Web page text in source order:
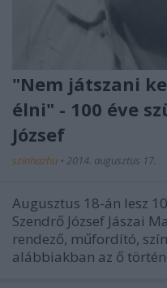
"Nem játszani
élni" - 100 éve
József
szinhazhu • 2014. augusztus 17.
Augusztus 18-án lesz
Szendrő József Jászai
rendező, műfordító,
alábbiakban az ő